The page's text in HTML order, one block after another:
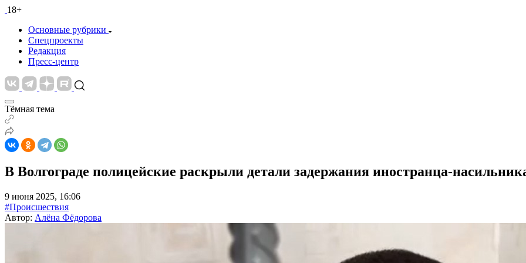
18+
Основные рубрики
Спецпроекты
Редакция
Пресс-центр
Тёмная тема
В Волгограде полицейские раскрыли детали задержания иностранца-
9 июня 2025, 16:06
#Происшествия
Автор: Алёна Фёдорова